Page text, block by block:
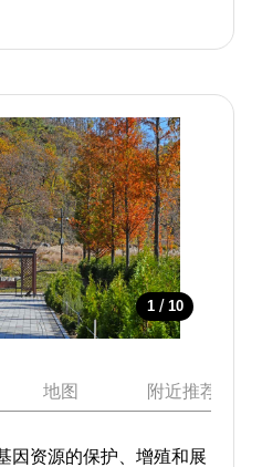
1 / 10
地图 附近推荐景点
因资源的保护、增殖和展